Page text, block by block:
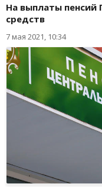
На выплаты пенсий
средств
7 мая 2021, 10:34